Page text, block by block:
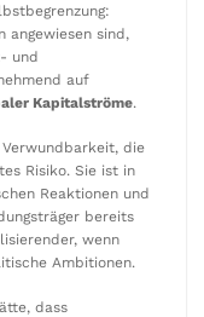
angewiesen sind,
und
auf
Kapitalströme.
die
Risiko. Sie ist in
Reaktionen und
bereits
wenn
Ambitionen.
dass